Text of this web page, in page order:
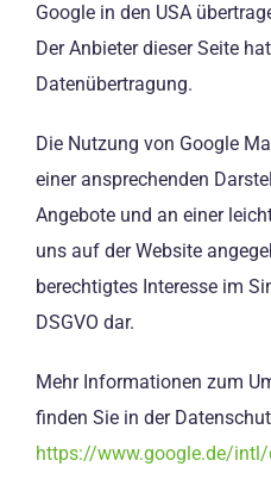
Google in den USA
Der Anbieter dieser Seite
Datenübertragung.
Die Nutzung von Google
einer ansprechenden
Angebote und an einer
uns auf der Website
berechtigtes Interesse im
DSGVO dar.
Mehr Informationen zum
finden Sie in der
https://www.google.de/